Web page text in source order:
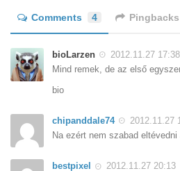
Comments 4 Pingbacks
bioLarzen
2012.11.27 17:38
Mind remek, de az első
bio
chipanddale74
2012.11.27
Na ezért nem szabad
bestpixel
2012.11.27 20:13